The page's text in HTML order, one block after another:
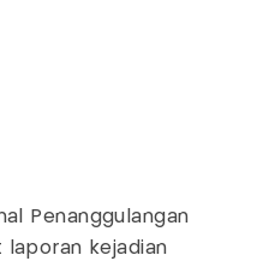
Penanggulangan
laporan kejadian